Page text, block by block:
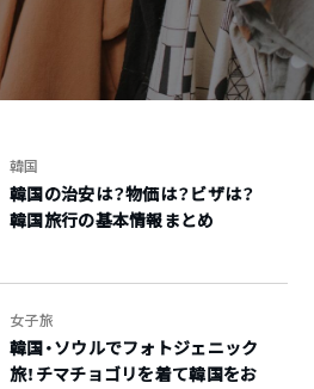
韓国
韓国の治安は？物価は？ビザは？
韓国旅行の基本情報まとめ
女子旅
韓国・ソウルでフォトジェニック
旅！チマチョゴリを着て韓国をお